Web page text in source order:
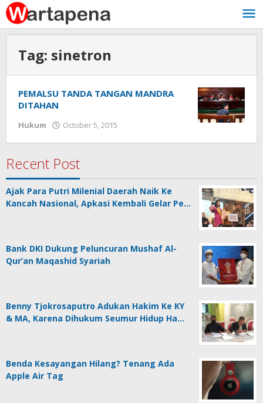
Skip
to
content
Tag: sinetron
PEMALSU TANDA TANGAN MANDRA
DITAHAN
Hukum October 5, 2015
Recent Post
Ajak Para Putri Milenial Daerah Naik Ke
Kancah Nasional, Apkasi Kembali Gelar Pe…
Bank DKI Dukung Peluncuran Mushaf Al-
Qur’an Maqashid Syariah
Benny Tjokrosaputro Adukan Hakim Ke KY
& MA, Karena Dihukum Seumur Hidup Ha…
Benda Kesayangan Hilang? Tenang Ada
Apple Air Tag